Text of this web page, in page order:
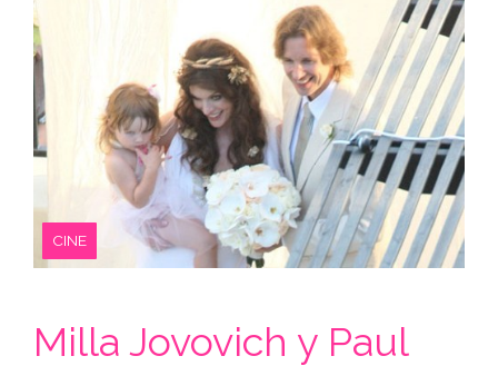
CINE
Milla Jovovich y Paul